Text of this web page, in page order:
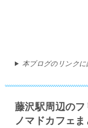
本ブログのリンクに
藤沢駅周辺の
ノマドカフェま